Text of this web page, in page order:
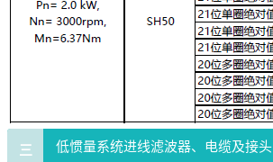
三 低惯量系统进线滤波器、电缆及接头